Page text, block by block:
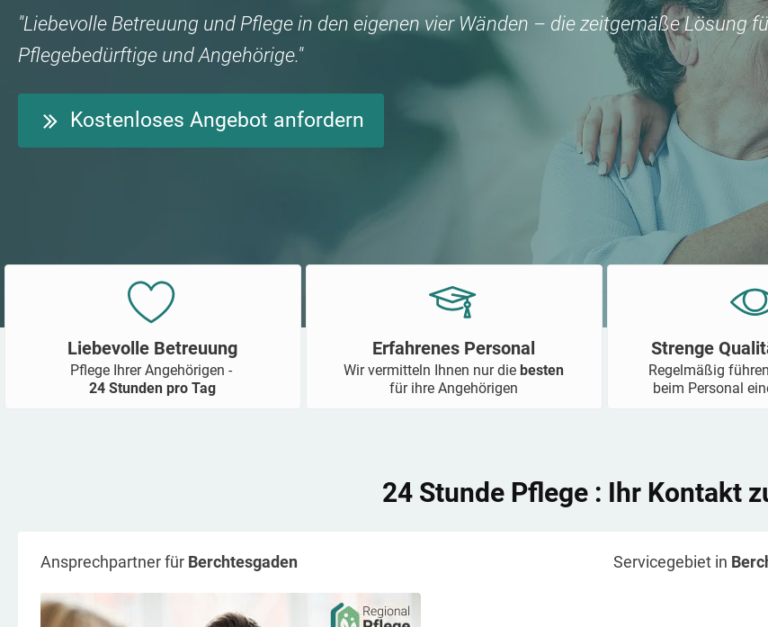
"Liebevolle Betreuung und Pflege in den eigenen vier Wänden – die zeitgemäße Lösung
Pflegebedürftige und Angehörige."
Kostenloses Angebot anfordern
Liebevolle Betreuung
Pflege Ihrer Angehörigen -
24 Stunden pro Tag
Erfahrenes Personal
Wir vermitteln Ihnen nur diebesten
für ihre Angehörigen
Strenge
Regelmäßig
beim Personal
24 Stunde Pflege : Ihr Kontakt
Ansprechpartner für Berchtesgaden Servicegebiet in